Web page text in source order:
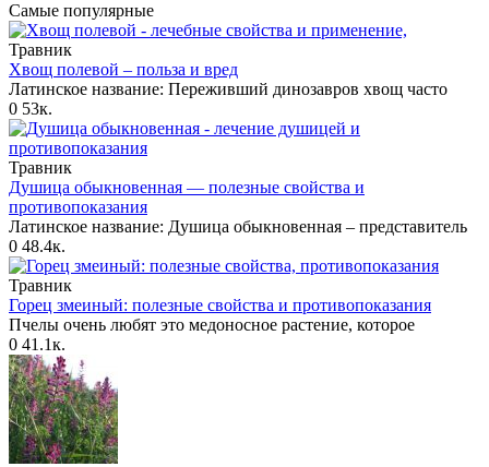
Самые популярные
Травник
Хвощ полевой – польза и вред
Латинское название: Переживший динозавров хвощ часто
0 53к.
Травник
Душица обыкновенная — полезные свойства и
противопоказания
Латинское название: Душица обыкновенная – представитель
0 48.4к.
Травник
Горец змеиный: полезные свойства и противопоказания
Пчелы очень любят это медоносное растение, которое
0 41.1к.